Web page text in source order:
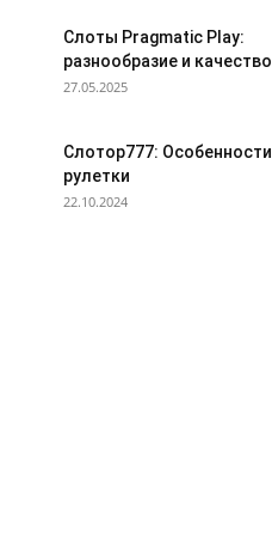
Слоты Pragmatic Play:
разнообразие и качество
27.05.2025
Слотор777: Особенности
рулетки
22.10.2024